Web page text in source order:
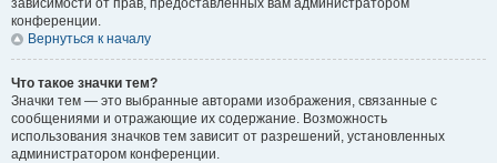
зависимости от прав, предоставленных вам администратором
конференции.
Вернуться к началу
Что такое значки тем?
Значки тем — это выбранные авторами изображения, связанные с
сообщениями и отражающие их содержание. Возможность
использования значков тем зависит от разрешений, установленных
администратором конференции.